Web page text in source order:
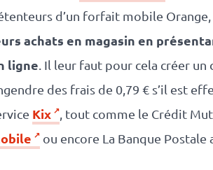
d’un forfait mobile Orange,
achats en magasin en
ligne . Il leur faut pour cela créer
des frais de 0,79 € s’il est
Kix , tout comme le Crédit
ou encore La Banque Postale